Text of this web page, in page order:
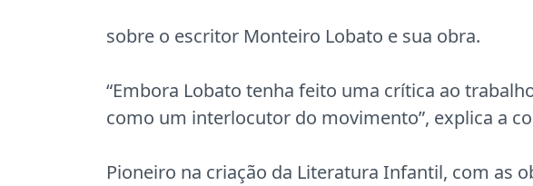
sobre o escritor Monteiro Lobato e sua obra.
“Embora Lobato tenha feito uma crítica ao
como um interlocutor do movimento”, explica a
Pioneiro na criação da Literatura Infantil, com as